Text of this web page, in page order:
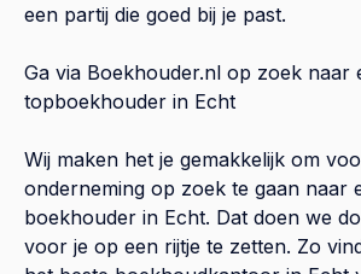
een partij die goed bij je past.
Ga via Boekhouder.nl op zoek naar
topboekhouder in Echt
Wij maken het je gemakkelijk om
onderneming op zoek te gaan naar
boekhouder in Echt. Dat doen we
voor je op een rijtje te zetten. Zo